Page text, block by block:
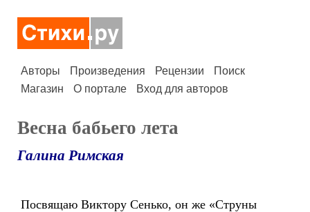
Авторы Произведения Рецензии
Поиск
Магазин
О портале Вход для авторов
Весна бабьего лета
Галина Римская
Посвящаю Виктору Сенько, он же «Струны